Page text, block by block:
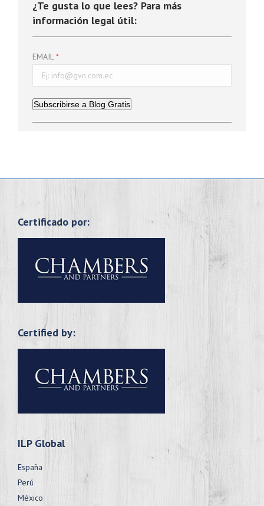
¿Te gusta lo que lees? Para más
información legal útil:
EMAIL
Subscribirse a Blog Gratis
Certificado por:
Certified by:
ILP Global
España
Perú
México